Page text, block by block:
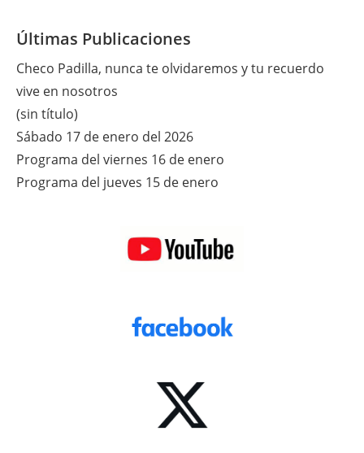
Últimas Publicaciones
Checo Padilla, nunca te olvidaremos y tu recuerdo
vive en nosotros
(sin título)
Sábado 17 de enero del 2026
Programa del viernes 16 de enero
Programa del jueves 15 de enero